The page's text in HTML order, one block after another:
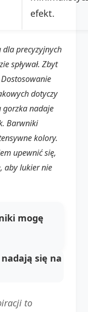
efekt.
dla precyzyjnych
spływał. Zbyt
dotyczy
gorzka nadaje
Barwniki
kolory.
upewnić się,
aby lukier nie
mogę
się na
to